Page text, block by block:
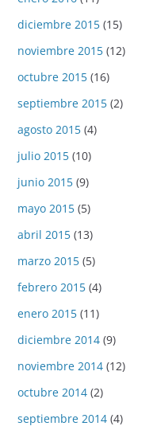
diciembre 2015 (15)
noviembre 2015 (12)
octubre 2015 (16)
septiembre 2015 (2)
agosto 2015 (4)
julio 2015 (10)
junio 2015 (9)
mayo 2015 (5)
abril 2015 (13)
marzo 2015 (5)
febrero 2015 (4)
enero 2015 (11)
diciembre 2014 (9)
noviembre 2014 (12)
octubre 2014 (2)
septiembre 2014 (4)